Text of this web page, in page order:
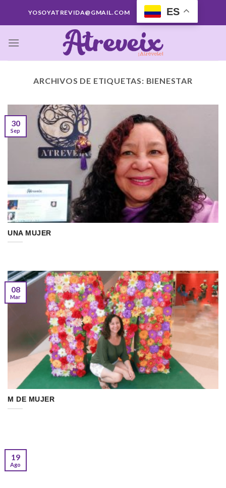
YOSOYATREVIDA@GMAIL.COM ES
ARCHIVOS DE ETIQUETAS: BIENESTAR
UNA MUJER
30
Sep
M DE MUJER
08
Mar
19
Ago